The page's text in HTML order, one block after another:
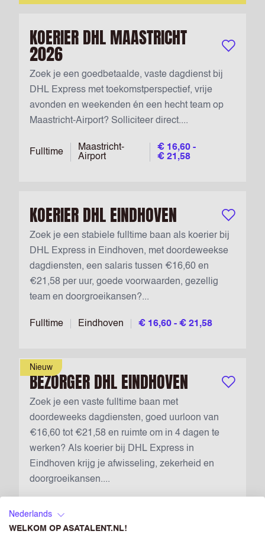
KOERIER DHL MAASTRICHT
2026 Bewaar
Fulltime
Maastricht-
Airport
€ 16,60 -
€ 21,58
Zoek je een goedbetaalde, vaste dagdienst bij
DHL Express met toekomstperspectief, vrije
avonden en weekenden én een hecht team op
Maastricht-Airport? Solliciteer direct....
KOERIER DHL EINDHOVEN Bewaar
Fulltime Eindhoven € 16,60 - € 21,58
Zoek je een stabiele fulltime baan als koerier bij
DHL Express in Eindhoven, met doordeweekse
dagdiensten, een salaris tussen €16,60 en
€21,58 per uur, goede voorwaarden, gezellig
team en doorgroeikansen?...
Nieuw
BEZORGER DHL EINDHOVEN Bewaar
Zoek je een vaste fulltime baan met
doordeweeks dagdiensten, goed uurloon van
€16,60 tot €21,58 en ruimte om in 4 dagen te
werken? Als koerier bij DHL Express in
Eindhoven krijg je afwisseling, zekerheid en
doorgroeikansen....
Nederlands
WELKOM OP ASATALENT.NL!